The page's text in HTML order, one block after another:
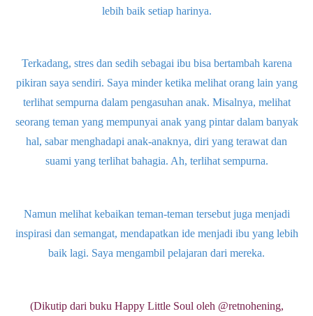
lebih baik setiap harinya.
Terkadang, stres dan sedih sebagai ibu bisa bertambah karena
pikiran saya sendiri. Saya minder ketika melihat orang lain yang
terlihat sempurna dalam pengasuhan anak. Misalnya, melihat
seorang teman yang mempunyai anak yang pintar dalam banyak
hal, sabar menghadapi anak-anaknya, diri yang terawat dan
suami yang terlihat bahagia. Ah, terlihat sempurna.
Namun melihat kebaikan teman-teman tersebut juga menjadi
inspirasi dan semangat, mendapatkan ide menjadi ibu yang lebih
baik lagi. Saya mengambil pelajaran dari mereka.
(Dikutip dari buku Happy Little Soul oleh @retnohening,